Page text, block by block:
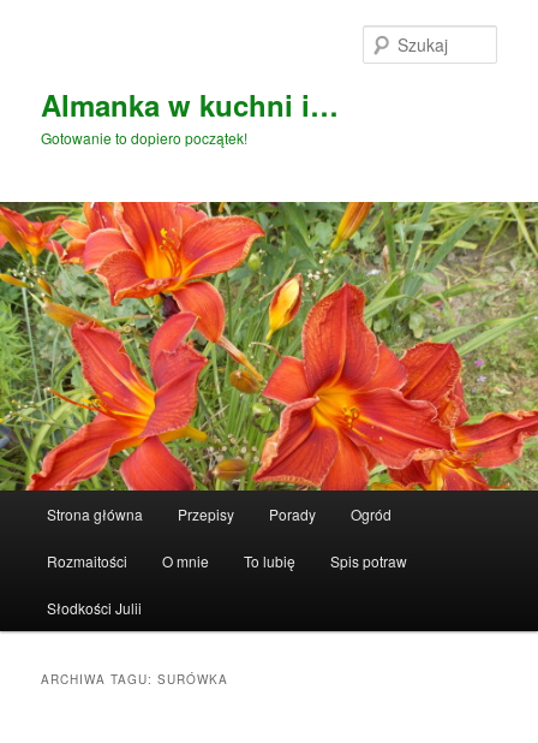
Almanka w kuchni i…
Gotowanie to dopiero początek!
Strona główna Przepisy Porady Ogród
Rozmaitości O mnie To lubię Spis potraw
Słodkości Julii
ARCHIWA TAGU:SURÓWKA